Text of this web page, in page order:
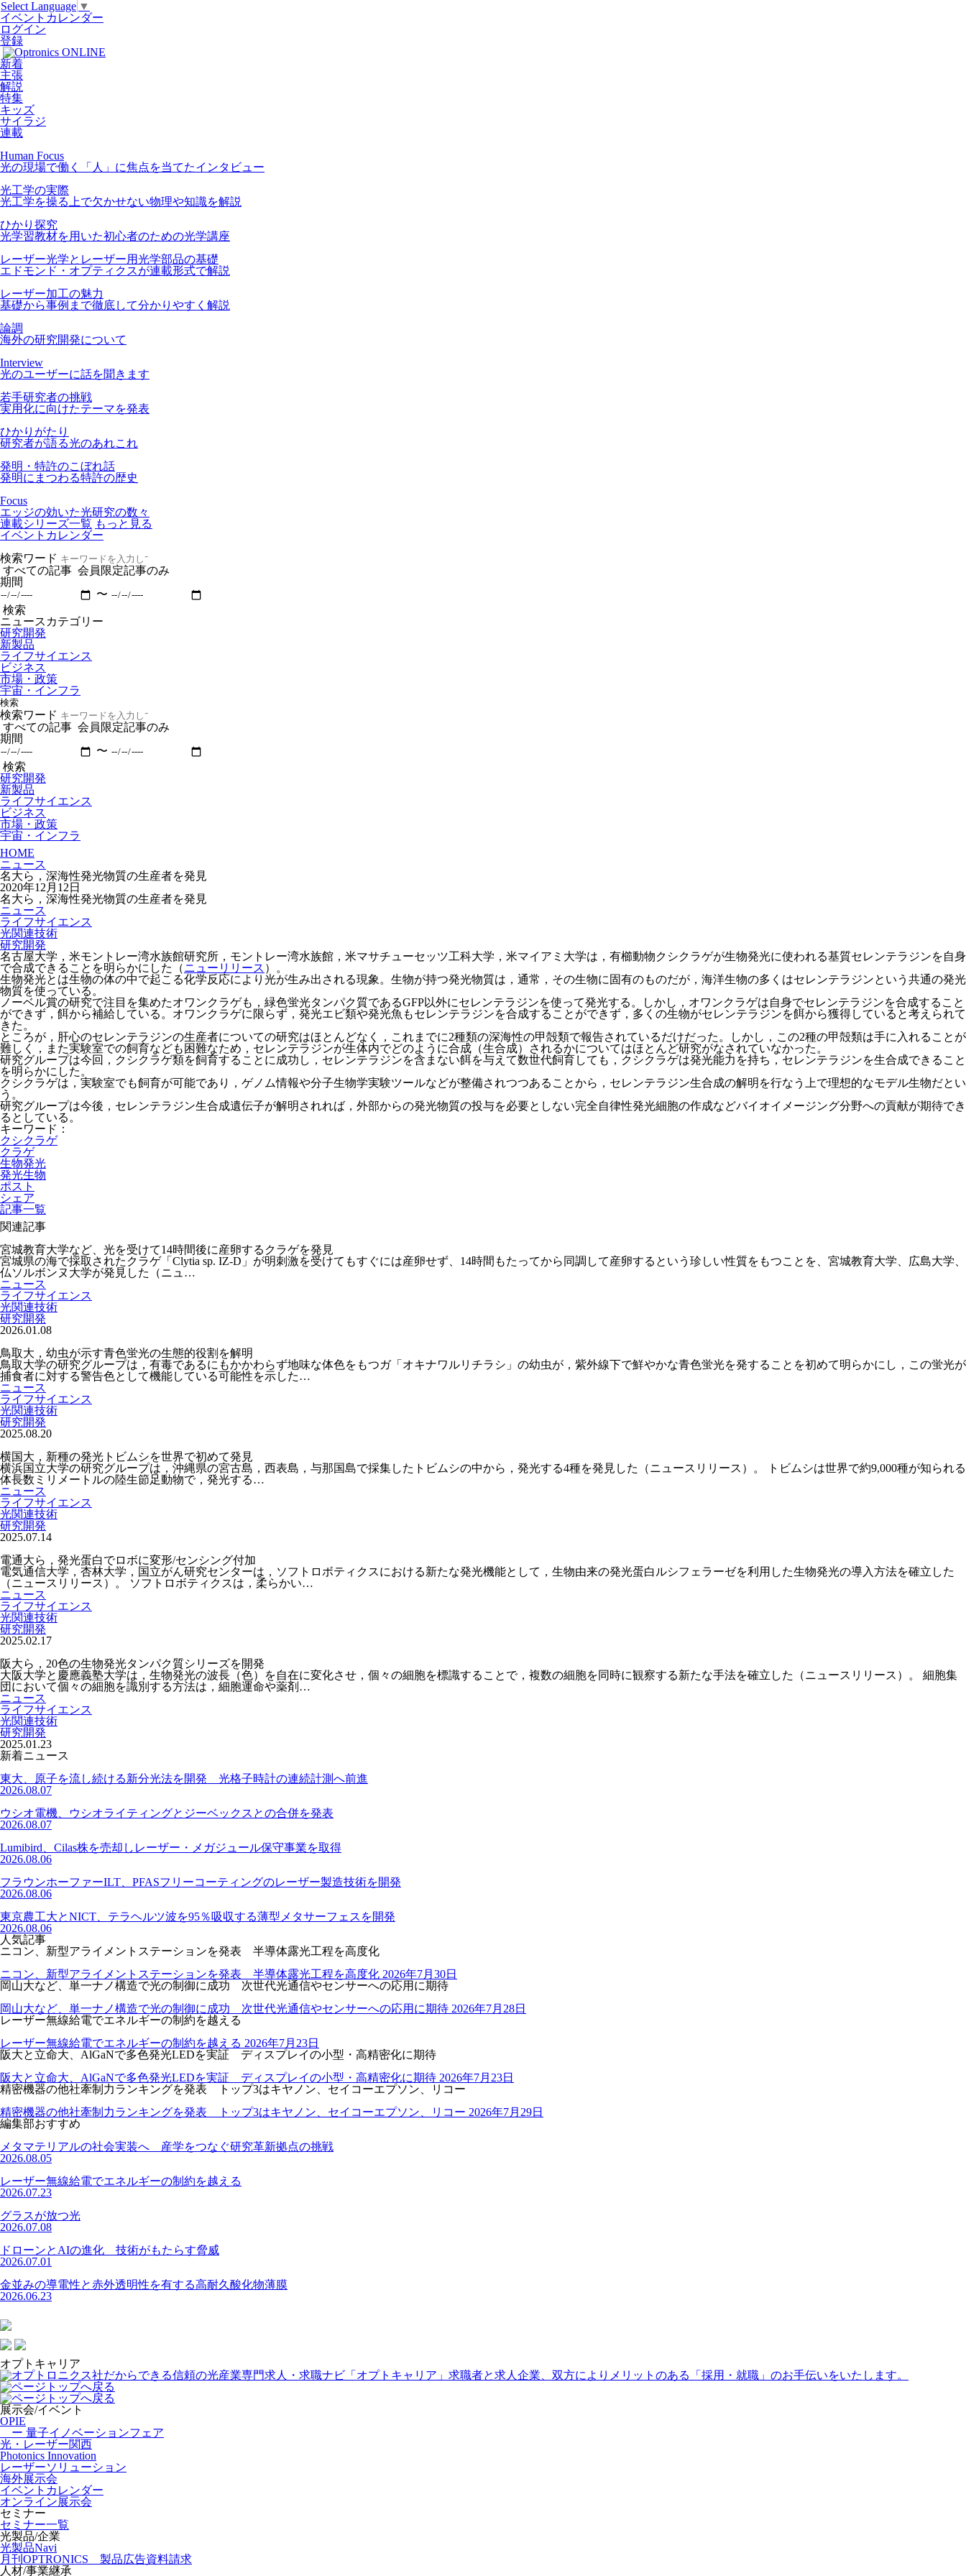
Select Language ▼
イベントカレンダー
ログイン
登録
新着
主張
解説
特集
キッズ
サイラジ
連載
Human Focus
光の現場で働く「人」に焦点を当てたインタビュー
光工学の実際
光工学を操る上で欠かせない物理や知識を解説
ひかり探究
光学習教材を用いた初心者のための光学講座
レーザー光学とレーザー用光学部品の基礎
エドモンド・オプティクスが連載形式で解説
レーザー加工の魅力
基礎から事例まで徹底して分かりやすく解説
論調
海外の研究開発について
Interview
光のユーザーに話を聞きます
若手研究者の挑戦
実用化に向けたテーマを発表
ひかりがたり
研究者が語る光のあれこれ
発明・特許のこぼれ話
発明にまつわる特許の歴史
Focus
エッジの効いた光研究の数々
連載シリーズ一覧 もっと見る
イベントカレンダー
検索ワード
すべての記事 会員限定記事のみ
期間
〜
検索
ニュースカテゴリー
研究開発
新製品
ライフサイエンス
ビジネス
市場・政策
宇宙・インフラ
検索
検索ワード
すべての記事 会員限定記事のみ
期間
〜
検索
研究開発
新製品
ライフサイエンス
ビジネス
市場・政策
宇宙・インフラ
HOME
ニュース
名大ら，深海性発光物質の生産者を発見
2020年12月12日
名大ら，深海性発光物質の生産者を発見
ニュース
ライフサイエンス
光関連技術
研究開発
名古屋大学，米モントレー湾水族館研究所，モントレー湾水族館，米マサチューセッツ工科大学，米マイアミ大学は，有櫛動物クシクラゲが生物発光に使われる基質セレンテラジンを自身
で合成できることを明らかにした（ニューリリース ）。
生物発光とは生物の体の中で起こる化学反応により光が生み出される現象。生物が持つ発光物質は，通常，その生物に固有のものだが，海洋生物の多くはセレンテラジンという共通の発光
物質を使っている。
ノーベル賞の研究で注目を集めたオワンクラゲも，緑色蛍光タンパク質であるGFP以外にセレンテラジンを使って発光する。しかし，オワンクラゲは自身でセレンテラジンを合成すること
ができず，餌から補給している。オワンクラゲに限らず，発光エビ類や発光魚もセレンテラジンを合成することができず，多くの生物がセレンテラジンを餌から獲得していると考えられて
きた。
ところが，肝心のセレンテラジンの生産者についての研究はほとんどなく，これまでに2種類の深海性の甲殻類で報告されているだけだった。しかし，この2種の甲殻類は手に入れることが
難しく，また実験室での飼育なども困難なため，セレンテラジンが生体内でどのように合成（生合成）されるかについてはほとんど研究がなされていなかった。
研究グループは今回，クシクラゲ類を飼育することに成功し，セレンテラジンを含まない餌を与えて数世代飼育しても，クシクラゲは発光能力を持ち，セレンテラジンを生合成できること
を明らかにした。
クシクラゲは，実験室でも飼育が可能であり，ゲノム情報や分子生物学実験ツールなどが整備されつつあることから，セレンテラジン生合成の解明を行なう上で理想的なモデル生物だとい
う。
研究グループは今後，セレンテラジン生合成遺伝子が解明されれば，外部からの発光物質の投与を必要としない完全自律性発光細胞の作成などバイオイメージング分野への貢献が期待でき
るとしている。
キーワード：
クシクラゲ
クラゲ
生物発光
発光生物
ポスト
シェア
記事一覧
関連記事
宮城教育大学など、光を受けて14時間後に産卵するクラゲを発見
宮城県の海で採取されたクラゲ「Clytia sp. IZ-D」が明刺激を受けてもすぐには産卵せず、14時間もたってから同調して産卵するという珍しい性質をもつことを、宮城教育大学、広島大学、
仏ソルボンヌ大学が発見した（ニュ…
ニュース
ライフサイエンス
光関連技術
研究開発
2026.01.08
鳥取大，幼虫が示す青色蛍光の生態的役割を解明
鳥取大学の研究グループは，有毒であるにもかかわらず地味な体色をもつガ「オキナワルリチラシ」の幼虫が，紫外線下で鮮やかな青色蛍光を発することを初めて明らかにし，この蛍光が
捕食者に対する警告色として機能している可能性を示した…
ニュース
ライフサイエンス
光関連技術
研究開発
2025.08.20
横国大，新種の発光トビムシを世界で初めて発見
横浜国立大学の研究グループは，沖縄県の宮古島，西表島，与那国島で採集したトビムシの中から，発光する4種を発見した（ニュースリリース）。 トビムシは世界で約9,000種が知られる
体長数ミリメートルの陸生節足動物で，発光する…
ニュース
ライフサイエンス
光関連技術
研究開発
2025.07.14
電通大ら，発光蛋白でロボに変形/センシング付加
電気通信大学，杏林大学，国立がん研究センターは，ソフトロボティクスにおける新たな発光機能として，生物由来の発光蛋白ルシフェラーゼを利用した生物発光の導入方法を確立した
（ニュースリリース）。 ソフトロボティクスは，柔らかい…
ニュース
ライフサイエンス
光関連技術
研究開発
2025.02.17
阪大ら，20色の生物発光タンパク質シリーズを開発
大阪大学と慶應義塾大学は，生物発光の波長（色）を自在に変化させ，個々の細胞を標識することで，複数の細胞を同時に観察する新たな手法を確立した（ニュースリリース）。 細胞集
団において個々の細胞を識別する方法は，細胞運命や薬剤…
ニュース
ライフサイエンス
光関連技術
研究開発
2025.01.23
新着ニュース
東大、原子を流し続ける新分光法を開発 光格子時計の連続計測へ前進
2026.08.07
ウシオ電機、ウシオライティングとジーベックスとの合併を発表
2026.08.07
Lumibird、Cilas株を売却しレーザー・メガジュール保守事業を取得
2026.08.06
フラウンホーファーILT、PFASフリーコーティングのレーザー製造技術を開発
2026.08.06
東京農工大とNICT、テラヘルツ波を95％吸収する薄型メタサーフェスを開発
2026.08.06
人気記事
ニコン、新型アライメントステーションを発表 半導体露光工程を高度化
ニコン、新型アライメントステーションを発表 半導体露光工程を高度化 2026年7月30日
岡山大など、単一ナノ構造で光の制御に成功 次世代光通信やセンサーへの応用に期待
岡山大など、単一ナノ構造で光の制御に成功 次世代光通信やセンサーへの応用に期待 2026年7月28日
レーザー無線給電でエネルギーの制約を越える
レーザー無線給電でエネルギーの制約を越える 2026年7月23日
阪大と立命大、AlGaNで多色発光LEDを実証 ディスプレイの小型・高精密化に期待
阪大と立命大、AlGaNで多色発光LEDを実証 ディスプレイの小型・高精密化に期待 2026年7月23日
精密機器の他社牽制力ランキングを発表 トップ3はキヤノン、セイコーエプソン、リコー
精密機器の他社牽制力ランキングを発表 トップ3はキヤノン、セイコーエプソン、リコー 2026年7月29日
編集部おすすめ
メタマテリアルの社会実装へ 産学をつなぐ研究革新拠点の挑戦
2026.08.05
レーザー無線給電でエネルギーの制約を越える
2026.07.23
グラスが放つ光
2026.07.08
ドローンとAIの進化 技術がもたらす脅威
2026.07.01
金並みの導電性と赤外透明性を有する高耐久酸化物薄膜
2026.06.23
オプトキャリア
展示会/イベント
OPIE
ー 量子イノベーションフェア
光・レーザー関西
Photonics Innovation
レーザーソリューション
海外展示会
イベントカレンダー
オンライン展示会
セミナー
セミナー一覧
光製品/企業
光製品Navi
月刊OPTRONICS 製品広告資料請求
人材/事業継承